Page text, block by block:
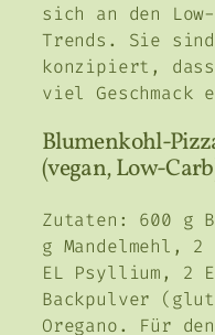
sich an den
Trends. Sie sind
konzipiert, dass
viel Geschmack
Blumenkohl-
(vegan, Low-
Zutaten: 600 g
g Mandelmehl, 2
EL Psyllium, 2
Backpulver
Oregano. Für